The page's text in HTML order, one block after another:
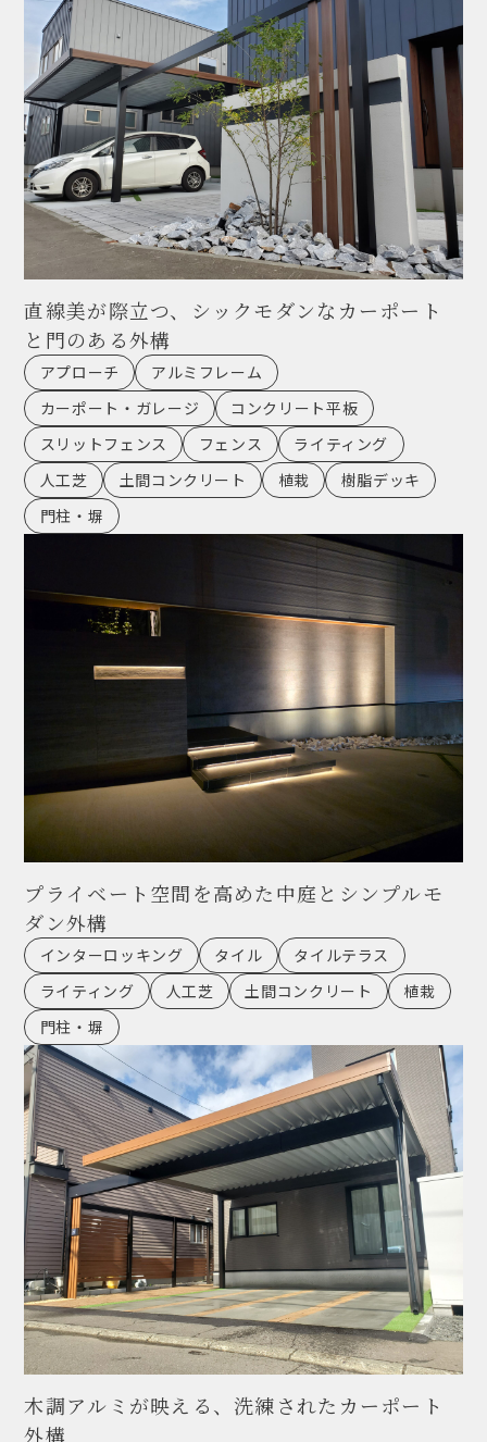
直線美が際立つ、シックモダンなカーポート
と門のある外構
アプローチ
アルミフレーム
カーポート・ガレージ
コンクリート平板
スリットフェンス
フェンス
ライティング
人工芝
土間コンクリート 植栽
樹脂デッキ
門柱・塀
プライベート空間を高めた中庭とシンプルモ
ダン外構
インターロッキング タイル
タイルテラス
ライティング
人工芝 土間コンクリート
植栽
門柱・塀
木調アルミが映える、洗練されたカーポート
外構